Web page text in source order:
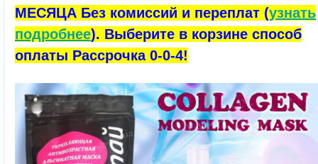
МЕСЯЦА Без комиссий и переплат (узнать
подробнее). Выберите в корзине способ
оплаты Рассрочка 0-0-4!